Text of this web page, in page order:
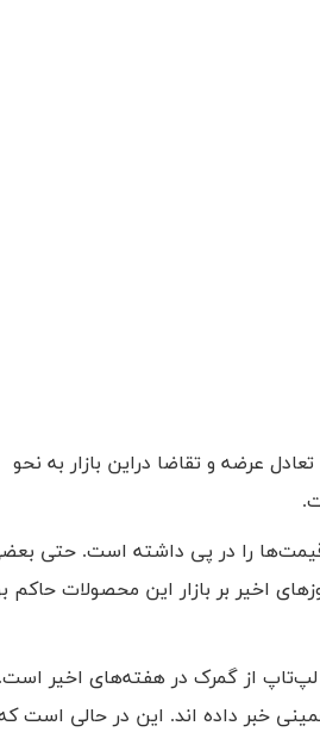
عرضه و تقاضا دراین بازار به نحو
با کمبود جدی کالا مواجه است و این شرایط افزایش 20 درصدی قیمت‌ها را در پی داشته است. حتی
که در روزهای اخیر بر بازار این محصولات حاکم
لپ‌تاپ از گمرک در هفته‌های اخیر
خبر داده اند. این در حالی است